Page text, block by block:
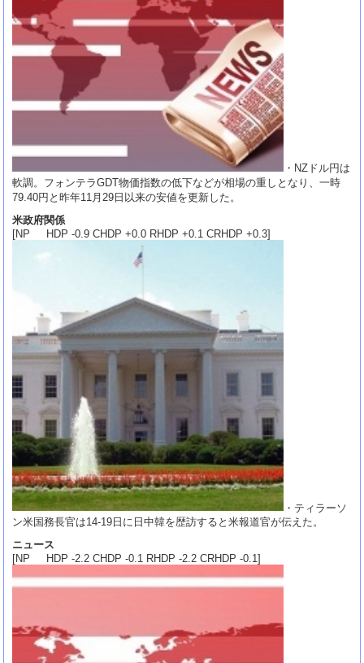
・NZドル円は
軟調。フォンテラGDT物価指数の低下などが相場の重しとなり、一時
79.40円と昨年11月29日以来の安値を更新した。
米政府関係
[NP HDP -0.9 CHDP +0.0 RHDP +0.1 CRHDP +0.3]
・ティラーソ
ン米国務長官は14-19日に日中韓を歴訪すると米報道官が伝えた。
ニュース
[NP HDP -2.2 CHDP -0.1 RHDP -2.2 CRHDP -0.1]